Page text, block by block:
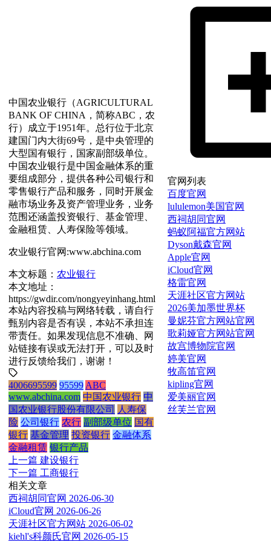
中国农业银行（AGRICULTURAL
BANK OF CHINA，简称ABC，农
行）成立于1951年。总行位于北京
建国门内大街69号，是中央管理的
大型国有银行，国家副部级单位。
中国农业银行是中国金融体系的重
要组成部分，提供各种公司银行和
零售银行产品和服务，同时开展金
融市场业务及资产管理业务，业务
范围还涵盖投资银行、基金管理、
金融租赁、人寿保险等领域。
农业银行官网:www.abchina.com
本文标题： 农业银行
本文地址：
https://gwdir.com/nongyeyinhang.html
本站内容投稿与网络转载，请自行
甄别内容是否有误，本站不承担连
带责任。如果发现信息不准确、网
站链接有误或无法打开，可以及时
进行反馈给我们，谢谢！
4006695599 95599 ABC
www.abchina.com 中国农业银行 中
国农业银行股份有限公司
人寿保
险 公司银行 农行 副部级单位 国有
银行 基金管理 投资银行 金融体系
金融租赁 银行产品
上一篇 建设银行
下一篇 工商银行
相关文章
西祠胡同官网 2026-06-30
iCloud官网 2026-06-26
天涯社区官方网站 2026-06-02
kiehl's科颜氏官网 2026-05-15
官网列表
百度官网
lululemon美国官网
西祠胡同官网
蚂蚁阿福官方网站
Dyson戴森官网
Apple官网
iCloud官网
格雷官网
天涯社区官方网站
2026美加墨世界杯
曼妮芬官方网站官网
歌莉娅官方网站官网
故宫博物院官网
婷美官网
牧高笛官网
kipling官网
爱美丽官网
丝芙兰官网